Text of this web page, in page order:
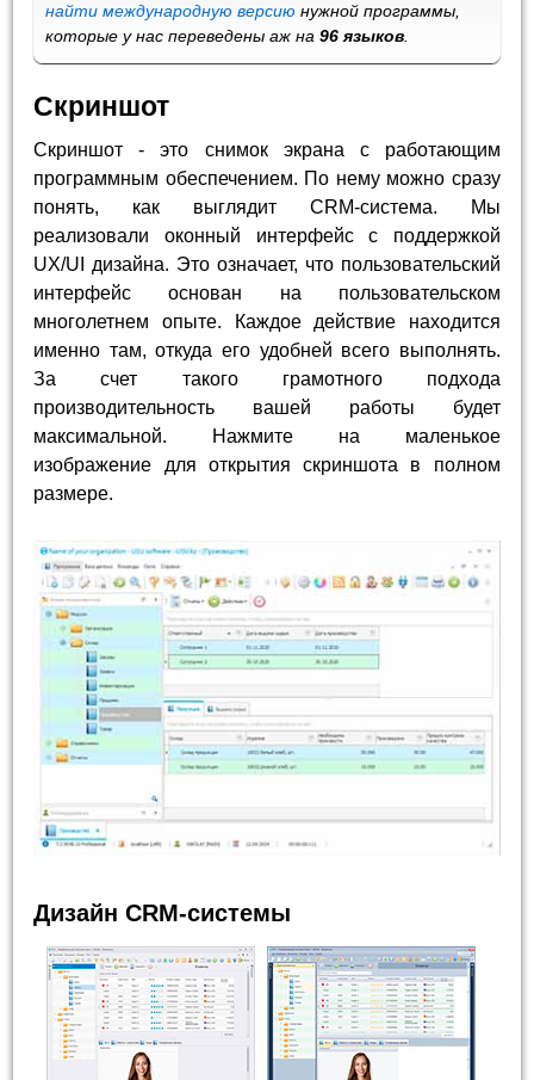
найти международную версию нужной программы,
которые у нас переведены аж на96 языков
Скриншот
Скриншот - это снимок экрана с работающим
программным обеспечением. По нему можно сразу
понять, как выглядит CRM-система. Мы
реализовали оконный интерфейс с поддержкой
UX/UI дизайна. Это означает, что пользовательский
интерфейс основан на пользовательском
многолетнем опыте. Каждое действие находится
именно там, откуда его удобней всего выполнять.
За счет такого грамотного подхода
производительность вашей работы будет
максимальной. Нажмите на маленькое
изображение для открытия скриншота в полном
размере.
Дизайн CRM-системы